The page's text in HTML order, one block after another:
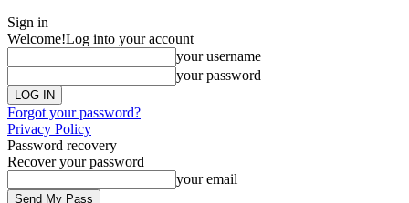
Sign in
Welcome!Log into your account
your username
your password
Forgot your password?
Privacy Policy
Password recovery
Recover your password
your email